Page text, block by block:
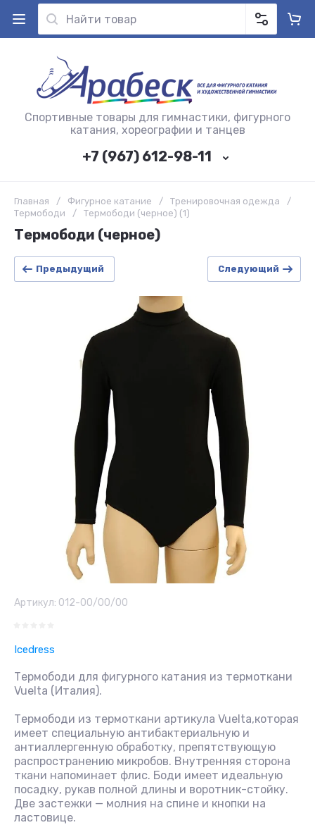
Спортивные товары для гимнастики, фигурного
катания, хореографии и танцев
+7 (967) 612-98-11
Главная / Фигурное катание / Тренировочная одежда
/
Термободи
/ Термободи (черное) (1)
Термободи (черное)
Предыдущий Следующий
Артикул: 012-00/00/00
Icedress
Термободи для фигурного катания из термоткани
Vuelta (Италия).
Термободи из термоткани артикула Vuelta,которая
имеет специальную антибактериальную и
антиаллергенную обработку, препятствующую
распространению микробов. Внутренняя сторона
ткани напоминает флис. Боди имеет идеальную
посадку, рукав полной длины и воротник-стойку.
Две застежки — молния на спине и кнопки на
ластовице.